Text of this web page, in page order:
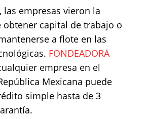
las empresas vieron la
capital de trabajo o
a flote en las
FONDEADORA
empresa en el
Mexicana puede
simple hasta de 3